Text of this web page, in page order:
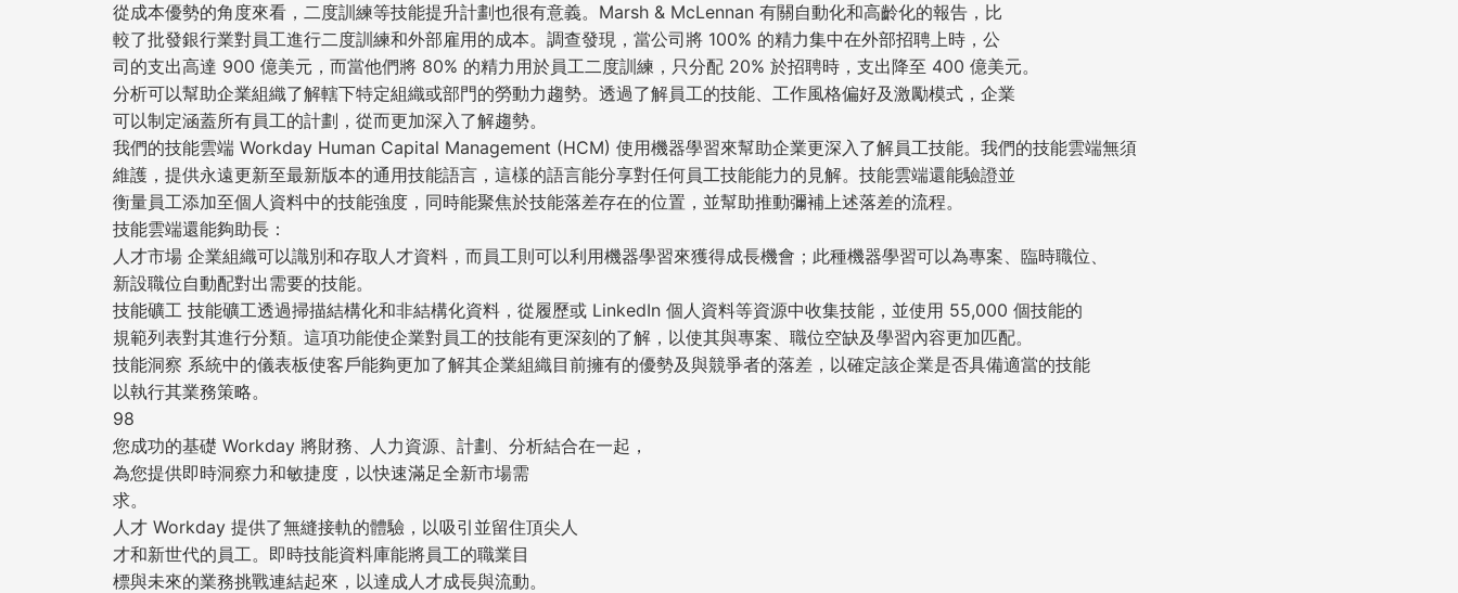
從成本優勢的角度來看，二度訓練等技能提升計劃也很有意義。Marsh & McLennan 有關自動化和高齡化的報告，比
較了批發銀行業對員工進行二度訓練和外部雇用的成本。調查發現，當公司將 100% 的精力集中在外部招聘上時，公
司的支出高達 900 億美元，而當他們將 80% 的精力用於員工二度訓練，只分配 20% 於招聘時，支出降至 400 億美元。
分析可以幫助企業組織了解轄下特定組織或部門的勞動力趨勢。透過了解員工的技能、工作風格偏好及激勵模式，企業
可以制定涵蓋所有員工的計劃，從而更加深入了解趨勢。
我們的技能雲端 Workday Human Capital Management (HCM) 使用機器學習來幫助企業更深入了解員工技能。我們的技能雲端無須
維護，提供永遠更新至最新版本的通用技能語言，這樣的語言能分享對任何員工技能能力的見解。技能雲端還能驗證並
衡量員工添加至個人資料中的技能強度，同時能聚焦於技能落差存在的位置，並幫助推動彌補上述落差的流程。
技能雲端還能夠助長：
人才市場 企業組織可以識別和存取人才資料，而員工則可以利用機器學習來獲得成長機會；此種機器學習可以為專案、臨時職位、
新設職位自動配對出需要的技能。
技能礦工 技能礦工透過掃描結構化和非結構化資料，從履歷或 LinkedIn 個人資料等資源中收集技能，並使用 55,000 個技能的
規範列表對其進行分類。這項功能使企業對員工的技能有更深刻的了解，以使其與專案、職位空缺及學習內容更加匹配。
技能洞察 系統中的儀表板使客戶能夠更加了解其企業組織目前擁有的優勢及與競爭者的落差，以確定該企業是否具備適當的技能
以執行其業務策略。
98
您成功的基礎 Workday 將財務、人力資源、計劃、分析結合在一起，
為您提供即時洞察力和敏捷度，以快速滿足全新市場需
求。
人才 Workday 提供了無縫接軌的體驗，以吸引並留住頂尖人
才和新世代的員工。即時技能資料庫能將員工的職業目
標與未來的業務挑戰連結起來，以達成人才成長與流動。